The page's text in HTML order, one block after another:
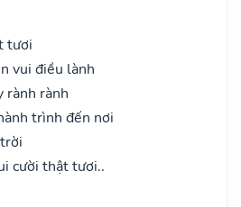
tươi
vui điều lành
rành rành
trình đến nơi
cười thật tươi..